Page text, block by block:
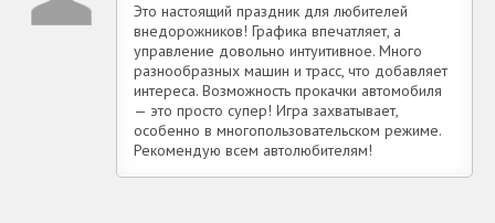
Это настоящий праздник для любителей
внедорожников! Графика впечатляет, а
управление довольно интуитивное. Много
разнообразных машин и трасс, что добавляет
интереса. Возможность прокачки автомобиля
— это просто супер! Игра захватывает,
особенно в многопользовательском режиме.
Рекомендую всем автолюбителям!